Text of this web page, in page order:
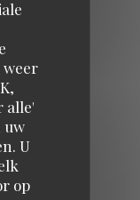
weer
alle'
uw
U
op
PARIS